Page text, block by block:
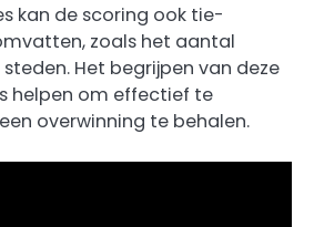
kan de scoring ook tie-
zoals het aantal
Het begrijpen van deze
helpen om effectief te
overwinning te behalen.